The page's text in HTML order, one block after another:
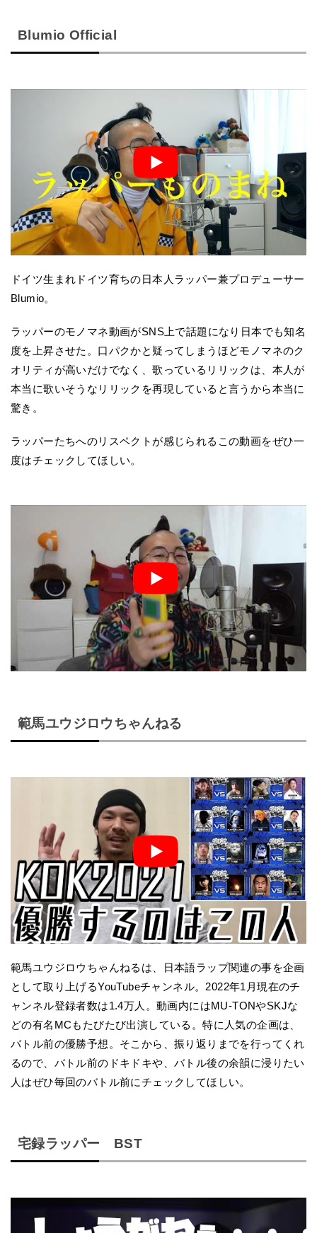
Blumio Official
ドイツ生まれドイツ育ちの日本人ラッパー兼プロデューサー
Blumio。
ラッパーのモノマネ動画がSNS上で話題になり日本でも知名
度を上昇させた。口パクかと疑ってしまうほどモノマネのク
オリティが高いだけでなく、歌っているリリックは、本人が
本当に歌いそうなリリックを再現していると言うから本当に
驚き。
ラッパーたちへのリスペクトが感じられるこの動画をぜひ一
度はチェックしてほしい。
範馬ユウジロウちゃんねる
範馬ユウジロウちゃんねるは、日本語ラップ関連の事を企画
として取り上げるYouTubeチャンネル。2022年1月現在のチ
ャンネル登録者数は1.4万人。動画内にはMU-TONやSKJな
どの有名MCもたびたび出演している。特に人気の企画は、
バトル前の優勝予想。そこから、振り返りまでを行ってくれ
るので、バトル前のドキドキや、バトル後の余韻に浸りたい
人はぜひ毎回のバトル前にチェックしてほしい。
宅録ラッパー BST